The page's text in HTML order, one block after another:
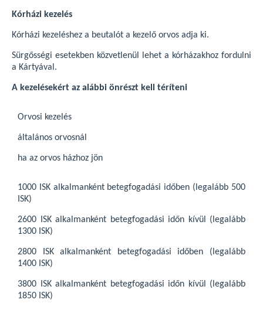
Kórházi kezelés
Kórházi kezeléshez a beutalót a kezelő orvos adja ki.
Sürgősségi esetekben közvetlenül lehet a kórházakhoz fordulni
a Kártyával.
A kezelésekért az alábbi önrészt kell téríteni
Orvosi kezelés
általános orvosnál
ha az orvos házhoz jön
1000 ISK alkalmanként betegfogadási időben (legalább 500
ISK)
2600 ISK alkalmanként betegfogadási időn kívül (legalább
1300 ISK)
2800 ISK alkalmanként betegfogadási időben (legalább
1400 ISK)
3800 ISK alkalmanként betegfogadási időn kívül (legalább
1850 ISK)